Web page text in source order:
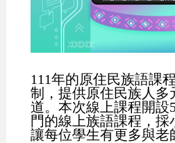
111年的原住民族語課
制，提供原住民族人多
道。本次線上課程開設
門的線上族語課程，採
讓每位學生有更多與老